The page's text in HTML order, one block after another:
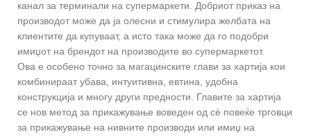
канал за терминали на супермаркети. Добриот приказ на
производот може да ја олесни и стимулира желбата на
клиентите да купуваат, а исто така може да го подобри
имиџот на брендот на производите во супермаркетот.
Ова е особено точно за магацинските глави за хартија кои
комбинираат убава, интуитивна, евтина, удобна
конструкција и многу други предности. Главите за хартија
се нов метод за прикажување воведен од сè повеќе трговци
за прикажување на нивните производи или имиџ на